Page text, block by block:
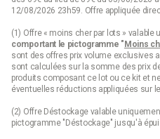
12/08/2026 23h59. Offre appliquée
(1) Offre « moins cher par lots » valable
comportant le pictogramme "Moins
sont des offres prix volume exclusives
sont calculées sur la somme des prix
produits composant ce lot ou ce kit et
éventuelles réductions appliquées sur
(2) Offre Déstockage valable
pictogramme "Déstockage" jusqu'à